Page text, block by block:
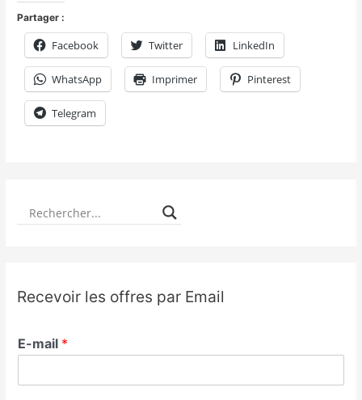
Partager :
Facebook Twitter LinkedIn
WhatsApp Imprimer Pinterest
Telegram
Recevoir les offres par Email
E-mail *